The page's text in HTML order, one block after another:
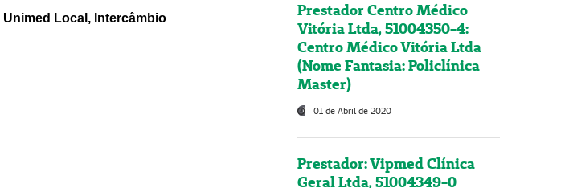
Unimed Local, Intercâmbio
Prestador Centro Médico
Vitória Ltda, 51004350-4:
Centro Médico Vitória Ltda
(Nome Fantasia: Policlínica
Master)
01 de Abril de 2020
Prestador: Vipmed Clínica
Geral Ltda, 51004349-0